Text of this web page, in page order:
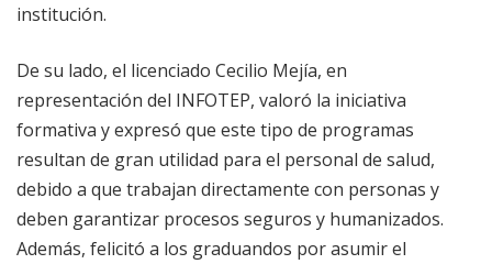
institución.
De su lado, el licenciado Cecilio Mejía, en
representación del INFOTEP, valoró la iniciativa
formativa y expresó que este tipo de programas
resultan de gran utilidad para el personal de salud,
debido a que trabajan directamente con personas y
deben garantizar procesos seguros y humanizados.
Además, felicitó a los graduandos por asumir el